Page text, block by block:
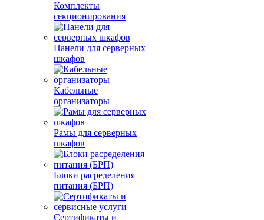
Комплекты
секционирования
Панели для серверных
шкафов
Кабельные
организаторы
Рамы для серверных
шкафов
Блоки расределения
питания (БРП)
Сертификаты и